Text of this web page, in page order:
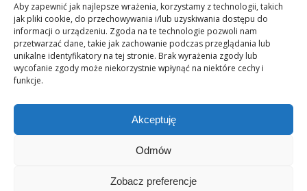
Aby zapewnić jak najlepsze wrażenia, korzystamy z technologii, takich
jak pliki cookie, do przechowywania i/lub uzyskiwania dostępu do
informacji o urządzeniu. Zgoda na te technologie pozwoli nam
przetwarzać dane, takie jak zachowanie podczas przeglądania lub
unikalne identyfikatory na tej stronie. Brak wyrażenia zgody lub
wycofanie zgody może niekorzystnie wpłynąć na niektóre cechy i
funkcje.
Akceptuję
Odmów
Zobacz preferencje